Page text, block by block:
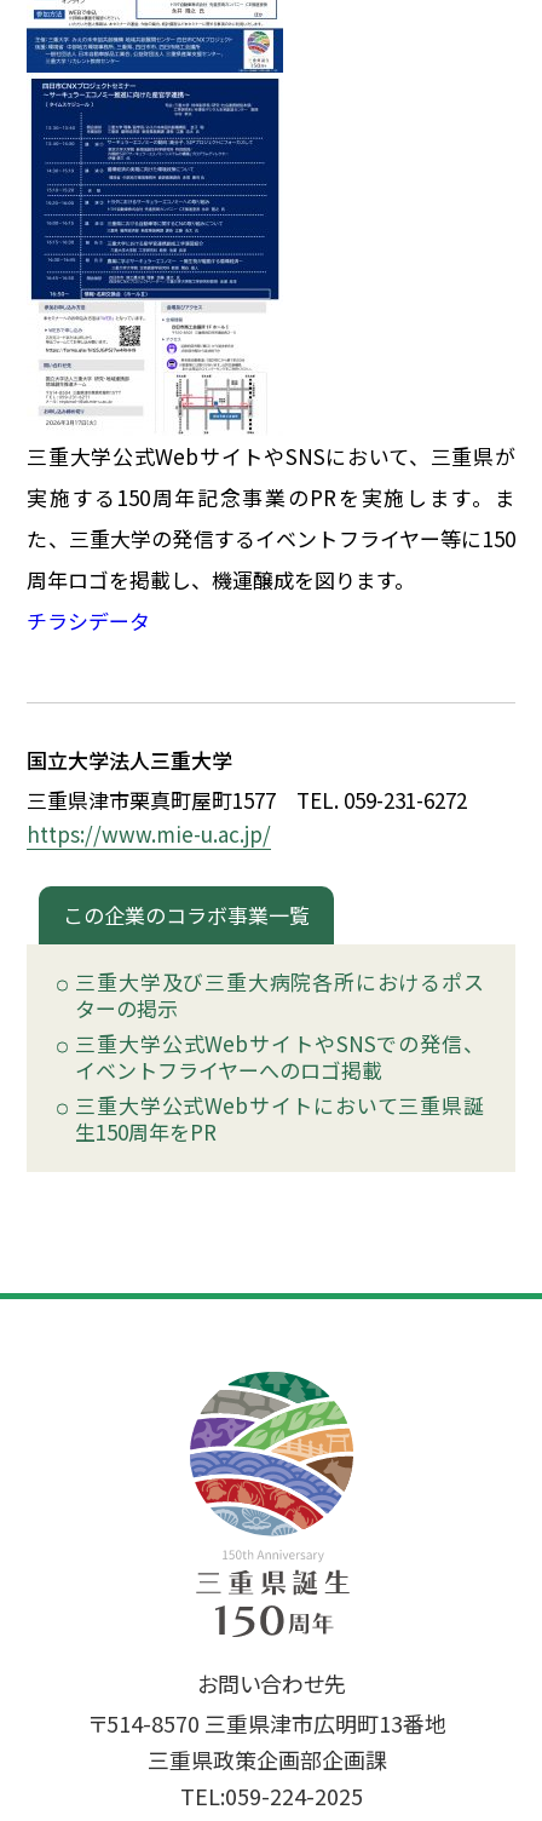
三重大学公式WebサイトやSNSにおいて、三重県が
実施する150周年記念事業のPRを実施します。ま
た、三重大学の発信するイベントフライヤー等に150
周年ロゴを掲載し、機運醸成を図ります。
チラシデータ
国立大学法人三重大学
三重県津市栗真町屋町1577 TEL. 059-231-6272
https://www.mie-u.ac.jp/
この企業のコラボ事業一覧
三重大学及び三重大病院各所におけるポス
ターの掲示
三重大学公式WebサイトやSNSでの発信、
イベントフライヤーへのロゴ掲載
三重大学公式Webサイトにおいて三重県誕
生150周年をPR
お問い合わせ先
〒514-8570 三重県津市広明町13番地
三重県政策企画部企画課
TEL:059-224-2025